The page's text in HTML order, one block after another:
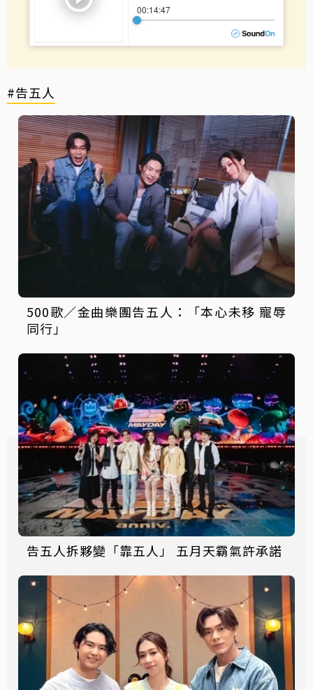
#告五人
500歌／金曲樂團告五人：「本心未移 寵辱
同行」
告五人拆夥變「靠五人」 五月天霸氣許承諾